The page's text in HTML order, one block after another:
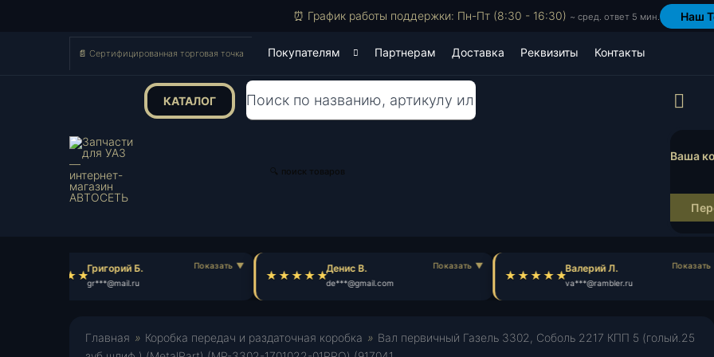
⏰ График работы поддержки: Пн-Пт (8:30 - 16:30) ~ сред. ответ 5 мин. Наш
📄 Сертифицированная торговая точка Покупателям Партнерам Доставка Реквизиты Контакты
КАТАЛОГ Поиск
🔍 поиск товаров
Ваша
Григорий Б.
gr***@mail.ru
Денис В.
de***@gmail.com
Валерий Л.
va***@rambler.ru
Главная » Коробка передач и раздаточная коробка » Вал первичный Газель 3302, Соболь 2217 КПП 5 (голый.25